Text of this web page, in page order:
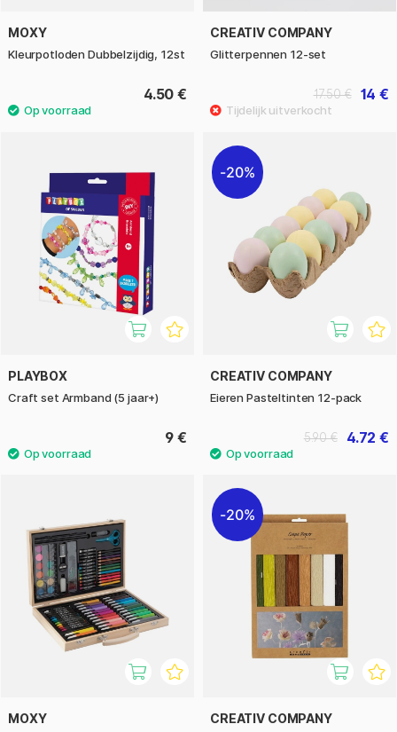
MOXY
Kleurpotloden Dubbelzijdig, 12st
4.50 €
CREATIV COMPANY
Glitterpennen 12-set
14 €
17.50 €
PLAYBOX
Craft set Armband (5 jaar+)
9 €
20%
CREATIV COMPANY
Eieren Pasteltinten 12-pack
4.72 €
5.90 €
MOXY
20%
CREATIV COMPANY